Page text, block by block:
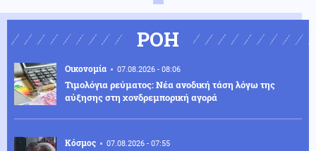
ΡΟΗ
Οικονομία 07.08.2026 - 08:06
Τιμολόγια ρεύματος: Νέα ανοδική τάση λόγω της
αύξησης στη χονδρεμπορική αγορά
Κόσμος 07.08.2026 - 07:55